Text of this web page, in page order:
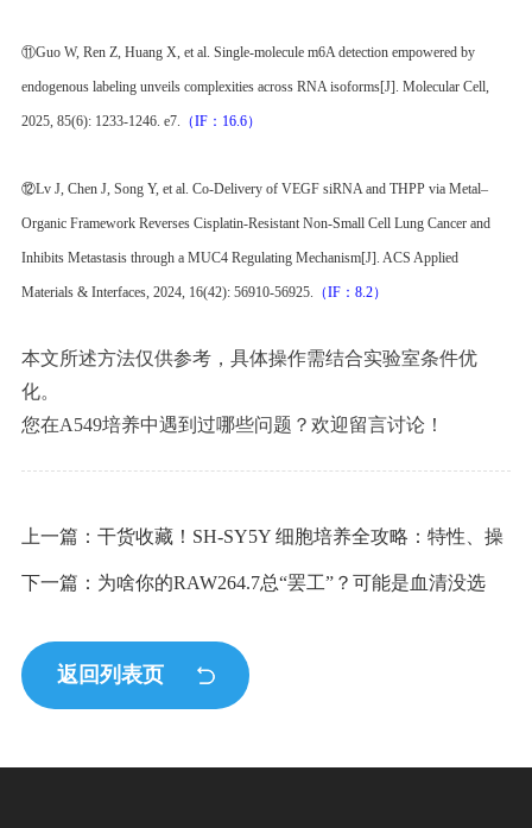
⑪Guo W, Ren Z, Huang X, et al. Single-molecule m6A detection empowered by
endogenous labeling unveils complexities across RNA isoforms[J]. Molecular Cell,
2025, 85(6): 1233-1246. e7. （IF：16.6）
⑫Lv J, Chen J, Song Y, et al. Co-Delivery of VEGF siRNA and THPP via Metal–
Organic Framework Reverses Cisplatin-Resistant Non-Small Cell Lung Cancer and
Inhibits Metastasis through a MUC4 Regulating Mechanism[J]. ACS Applied
Materials & Interfaces, 2024, 16(42): 56910-56925. （IF：8.2）
本文所述方法仅供参考，具体操作需结合实验室条件优
化。
您在A549培养中遇到过哪些问题？欢迎留言讨论！
上一篇：干货收藏！SH-SY5Y 细胞培养全攻略：特性、操
作、避坑指南一次掌握
下一篇：为啥你的RAW264.7总“罢工”？可能是血清没选
返回列表页